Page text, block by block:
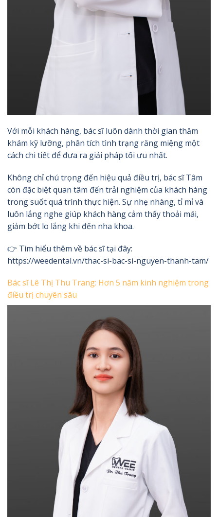
Với mỗi khách hàng, bác sĩ luôn dành thời gian thăm
khám kỹ lưỡng, phân tích tình trạng răng miệng một
cách chi tiết để đưa ra giải pháp tối ưu nhất.
Không chỉ chú trọng đến hiệu quả điều trị, bác sĩ Tâm
còn đặc biệt quan tâm đến trải nghiệm của khách hàng
trong suốt quá trình thực hiện. Sự nhẹ nhàng, tỉ mỉ và
luôn lắng nghe giúp khách hàng cảm thấy thoải mái,
giảm bớt lo lắng khi đến nha khoa.
👉 Tìm hiểu thêm về bác sĩ tại đây:
https://weedental.vn/thac-si-bac-si-nguyen-thanh-tam/
Bác sĩ Lê Thị Thu Trang: Hơn 5 năm kinh nghiệm trong
điều trị chuyên sâu